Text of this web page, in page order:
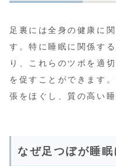
足裏には全身の健康に
す。特に睡眠に関係す
り、これらのツボを適
を促すことができます
張をほぐし、質の高い
なぜ足つぼが睡